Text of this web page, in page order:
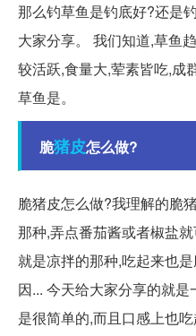
那么钓草鱼是钓底好?还是
大家分享。 我们知道,草鱼
较活跃,食量大,荤素皆吃,成
草鱼是。
脆猪皮怎么做?
脆猪皮怎么做?我理解的脆
那种,弄点番茄酱或者椒盐
就是凉拌的那种,吃起来也
因... 今天给大家分享的就
是很简单的,而且口感上也